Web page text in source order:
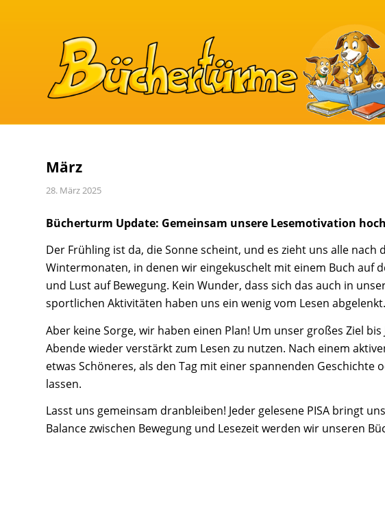
März
28. März 2025
Bücherturm Update: Gemeinsam unsere Lesemotivation
Der Frühling ist da, die Sonne scheint, und es zieht uns alle
Wintermonaten, in denen wir eingekuschelt mit einem Buch auf
und Lust auf Bewegung. Kein Wunder, dass sich das auch in
sportlichen Aktivitäten haben uns ein wenig vom Lesen abgelenkt.
Aber keine Sorge, wir haben einen Plan! Um unser großes Ziel
Abende wieder verstärkt zum Lesen zu nutzen. Nach einem
etwas Schöneres, als den Tag mit einer spannenden Geschichte
lassen.
Lasst uns gemeinsam dranbleiben! Jeder gelesene PISA bringt
Balance zwischen Bewegung und Lesezeit werden wir unseren